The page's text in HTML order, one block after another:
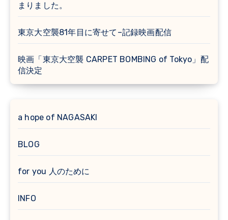
まりました。
東京大空襲81年目に寄せて–記録映画配信
映画「東京大空襲 CARPET BOMBING of Tokyo」配
信決定
a hope of NAGASAKI
BLOG
for you 人のために
INFO